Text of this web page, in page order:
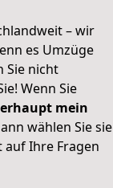
– wir
es Umzüge
Sie nicht
Wenn Sie
mein
wählen Sie sie
Ihre Fragen